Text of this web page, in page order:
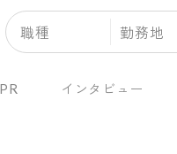
職種 勤務地
PR インタビュー